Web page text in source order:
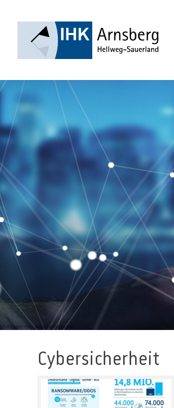
Foto: sdecoret - sstock.adobe.com
Cybersicherheit